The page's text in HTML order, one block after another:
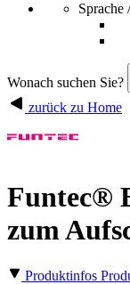
Sprache
Wonach suchen Sie?
zurück zu Home
Funtec®
zum
Produktinfos